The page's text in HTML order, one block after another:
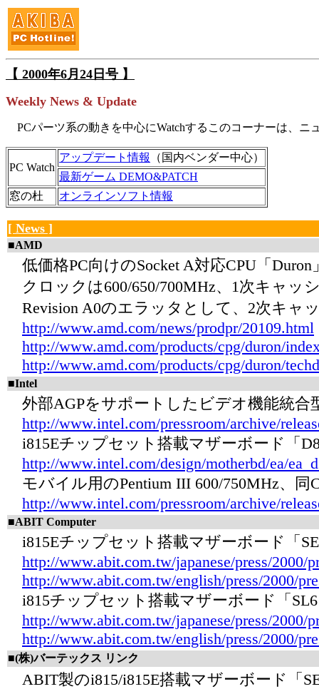
【 2000年6月24日号 】
Weekly News & Update
PCパーツ系の動きを中心にWatchするこのコーナーは、ニ
PC Watch
アップデート情報
（国内ベンダー中心）
最新ゲーム DEMO&PATCH
窓の杜
オンラインソフト情報
[ News ]
■AMD
低価格PC向けのSocket A対応CPU「Duron
クロックは600/650/700MHz、1次キャッ
Revision A0のエラッタとして、2次キャ
http://www.amd.com/news/prodpr/20109.html
http://www.amd.com/products/cpg/duron/
http://www.amd.com/products/cpg/duron/
■Intel
外部AGPをサポートしたビデオ機能統合
http://www.intel.com/pressroom/archive/
i815Eチップセット搭載マザーボード「
http://www.intel.com/design/motherbd/ea/
モバイル用のPentium III 600/750MHz、同
http://www.intel.com/pressroom/archive/
■ABIT Computer
i815Eチップセット搭載マザーボード「
http://www.abit.com.tw/japanese/press/2000/
http://www.abit.com.tw/english/press/2000/
i815チップセット搭載マザーボード「
http://www.abit.com.tw/japanese/press/2000/
http://www.abit.com.tw/english/press/2000/
■(株)バーテックス リンク
ABIT製のi815/i815E搭載マザーボード「